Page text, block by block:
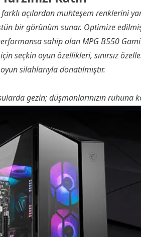
açılardan muhteşem renklerini
bir görünüm sunar. Optimize
sahip olan MPG B550
seçkin oyun özellikleri, sınırsız
silahlarıyla donatılmıştır.
gezin; düşmanlarınızın ruhuna